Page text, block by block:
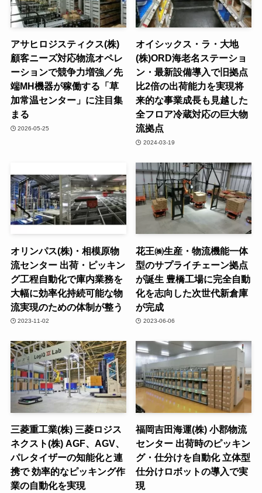
アサヒロジスティクス(株)
顧客ニーズ対応物流オペレ
ーションで競争力増強／先
端MH機器が稼働する「草
加常温センター」に注目集
まる
2026-05-25
オイシックス・ラ・大地
(株)ORD海老名ステーショ
ン・最新設備導入で旧拠点
比2倍の出荷能力を実現将
来的な事業成長も見越した
全フロア冷蔵対応の巨大物
流拠点
2024-03-19
オリンパス(株)・相模原物
流センター 出荷・ピッキン
グ工程自動化で庫内業務を
大幅に効率化持続可能な物
流実現のための体制が整う
2023-11-02
花王㈱生産・物流機能一体
型のサプライチェーン拠点
が誕生 豊橋工場に完全自動
化を志向した次世代新倉庫
が完成
2023-06-06
三菱重工業(株) 三菱ロジス
ネクスト(株) AGF、AGV、
パレタイザーの知能化と連
携で 効率的なピッキング作
業の自動化を実現
福岡吉田海運(株) 小郡物流
センター 出荷時のピッキン
グ・仕分けを自動化 立体型
仕分けロボットの導入で実
現